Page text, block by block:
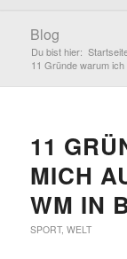
Blog
Du bist hier:
11 Gründe warum
11
MICH
M IN
SPORT, WELT